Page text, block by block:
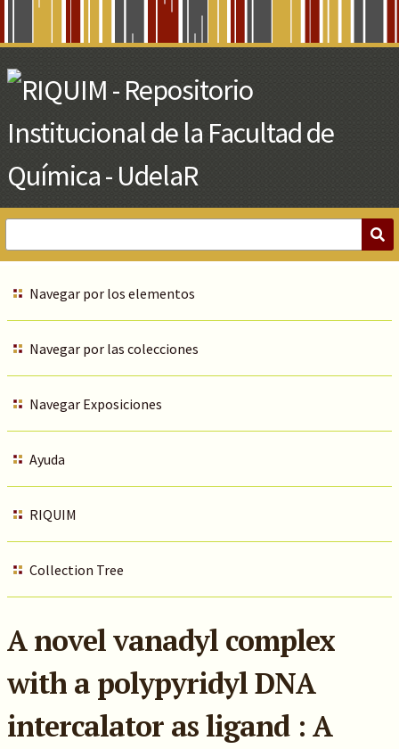
Main
Content
Navegar por los elementos
Navegar por las colecciones
Navegar Exposiciones
Ayuda
RIQUIM
Collection Tree
A novel vanadyl complex
with a polypyridyl DNA
intercalator as ligand : A